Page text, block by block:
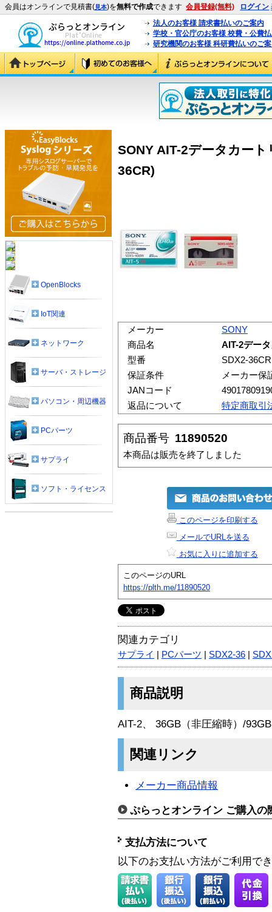
会員はオンラインで見積書(見本)を無料で作成できます 会員登録(無料) ログイン
法人のお客様 請求書払いのご案内
学校・官公庁のお客様 校費・公費
研究機関のお客様 科研費払いのご
SONY AIT-2データカー
36CR)
メーカー
SONY
商品名
AIT-2デー
型番
SDX2-36CR
保証条件
メーカー保
JANコード
返品について
特定商取引
商品番号 11890520
本商品は販売を終了しました
このページを印刷する
メールでURLを送る
お気に入りに追加する
このページのURL
https://plth.me/11890520
関連カテゴリ
サプライ PCパーツ SDX2-36
商品説明
AIT-2、 36GB（非圧縮時）/
関連リンク
メーカー商品情報
ぷらっとオンライン ご購入の
支払方法について
以下のお支払い方法がご利用で
OpenBlocks
IoT関連
ネットワーク
サーバ・ストレージ
パソコン・周辺機器
PCパーツ
サプライ
ソフト・ライセンス